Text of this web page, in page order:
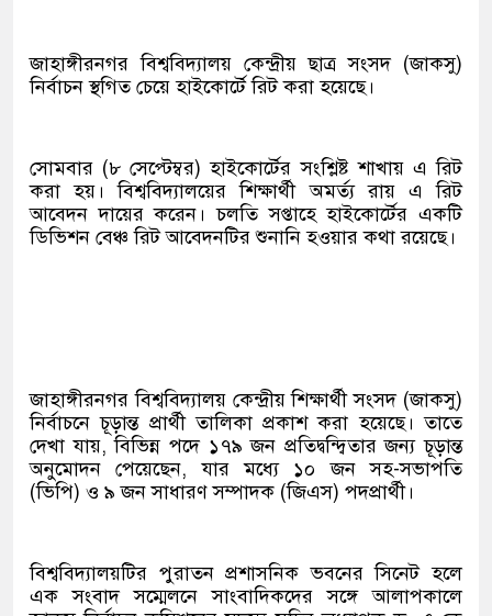
জাহাঙ্গীরনগর বিশ্ববিদ্যালয় কেন্দ্রীয় ছাত্র সংসদ (জাকসু)
নির্বাচন স্থগিত চেয়ে হাইকোর্টে রিট করা হয়েছে।
সোমবার (৮ সেপ্টেম্বর) হাইকোর্টের সংশ্লিষ্ট শাখায় এ রিট
করা হয়। বিশ্ববিদ্যালয়ের শিক্ষার্থী অমর্ত্য রায় এ রিট
আবেদন দায়ের করেন। চলতি সপ্তাহে হাইকোর্টের একটি
ডিভিশন বেঞ্চ রিট আবেদনটির শুনানি হওয়ার কথা রয়েছে।
জাহাঙ্গীরনগর বিশ্ববিদ্যালয় কেন্দ্রীয় শিক্ষার্থী সংসদ (জাকসু)
নির্বাচনে চূড়ান্ত প্রার্থী তালিকা প্রকাশ করা হয়েছে। তাতে
দেখা যায়, বিভিন্ন পদে ১৭৯ জন প্রতিদ্বন্দ্বিতার জন্য চূড়ান্ত
অনুমোদন পেয়েছেন, যার মধ্যে ১০ জন সহ-সভাপতি
(ভিপি) ও ৯ জন সাধারণ সম্পাদক (জিএস) পদপ্রার্থী।
বিশ্ববিদ্যালয়টির পুরাতন প্রশাসনিক ভবনের সিনেট হলে
এক সংবাদ সম্মেলনে সাংবাদিকদের সঙ্গে আলাপকালে